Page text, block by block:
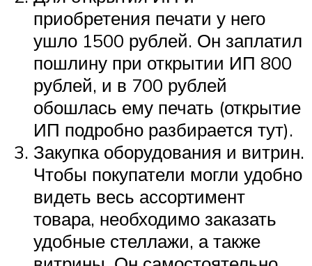
приобретения печати у него
ушло 1500 рублей. Он заплатил
пошлину при открытии ИП 800
рублей, и в 700 рублей
обошлась ему печать (открытие
ИП подробно разбирается тут).
Закупка оборудования и витрин.
Чтобы покупатели могли удобно
видеть весь ассортимент
товара, необходимо заказать
удобные стеллажи, а также